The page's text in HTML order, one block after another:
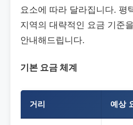
요소에 따라 달라집니다. 평
지역의 대략적인 요금 기준을
안내해드립니다.
기본 요금 체계
거리 예상